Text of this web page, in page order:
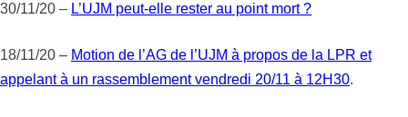
30/11/20 – L’UJM peut-elle rester au point mort ?
18/11/20 – Motion de l’AG de l’UJM à propos de la LPR et
appelant à un rassemblement vendredi 20/11 à 12H30.